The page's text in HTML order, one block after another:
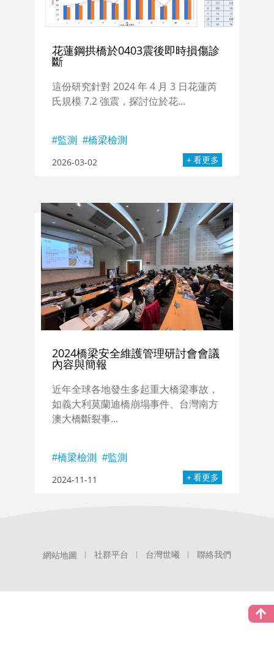
花蓮鋼拱橋於0403震後即時損傷診
斷
這份研究針對 2024 年 4 月 3 日花蓮芮
氏規模 7.2 強震，探討位於花...
監測 橋梁檢測
2026-03-02 看更多
2024橋梁安全維護管理研討會會議
內容與簡報
近年全球各地發生多起重大橋梁事故，
如義大利莫蘭迪橋崩塌事件、台灣南方
澳大橋斷裂事...
橋梁檢測 監測
2024-11-11 看更多
網站地圖 社群平台 台灣世曦 聯絡我們